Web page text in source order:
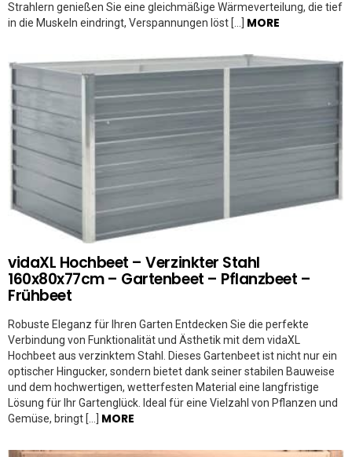
Strahlern genießen Sie eine gleichmäßige Wärmeverteilung, die tief
in die Muskeln eindringt, Verspannungen löst […] MORE
vidaXL Hochbeet – Verzinkter Stahl
160x80x77cm – Gartenbeet – Pflanzbeet –
Frühbeet
Robuste Eleganz für Ihren Garten Entdecken Sie die perfekte
Verbindung von Funktionalität und Ästhetik mit dem vidaXL
Hochbeet aus verzinktem Stahl. Dieses Gartenbeet ist nicht nur ein
optischer Hingucker, sondern bietet dank seiner stabilen Bauweise
und dem hochwertigen, wetterfesten Material eine langfristige
Lösung für Ihr Gartenglück. Ideal für eine Vielzahl von Pflanzen und
Gemüse, bringt […] MORE